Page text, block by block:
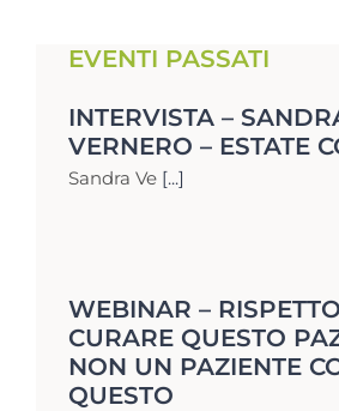
EVENTI PASSATI
INTERVISTA –
VERNERO – ESTATE
Sandra Ve [...]
WEBINAR –
CURARE QUESTO
NON UN PAZIENTE
QUESTO